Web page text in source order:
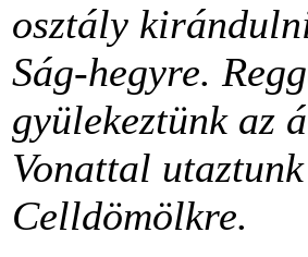
osztály
Ság-hegyre.
gyülekeztünk az
Vonattal utaztunk
Celldömölkre.